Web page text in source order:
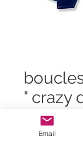
" crazy
petals"
39,00 €
Email